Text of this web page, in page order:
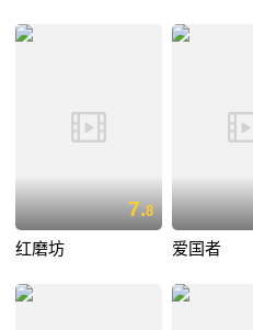
7.8
红磨坊 爱国者